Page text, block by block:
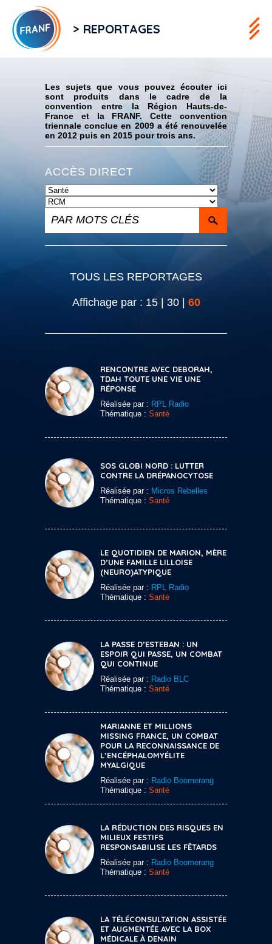
> REPORTAGES
Les sujets que vous pouvez écouter ici
sont produits dans le cadre de la
convention entre la Région Hauts-de-
France et la FRANF. Cette convention
triennale conclue en 2009 a été renouvelée
en 2012 puis en 2015 pour trois ans.
ACCÈS DIRECT
TOUS LES REPORTAGES
Affichage par : 15| 30| 60
RENCONTRE AVEC DEBORAH,
TDAH TOUTE UNE VIE UNE
RÉPONSE
Réalisée par : RPL Radio
Thématique : Santé
SOS GLOBI NORD : LUTTER
CONTRE LA DRÉPANOCYTOSE
Réalisée par : Micros Rebelles
Thématique : Santé
LE QUOTIDIEN DE MARION, MÈRE
D’UNE FAMILLE LILLOISE
(NEURO)ATYPIQUE
Réalisée par : RPL Radio
Thématique : Santé
LA PASSE D’ESTEBAN : UN
ESPOIR QUI PASSE, UN COMBAT
QUI CONTINUE
Réalisée par : Radio BLC
Thématique : Santé
MARIANNE ET MILLIONS
MISSING FRANCE, UN COMBAT
POUR LA RECONNAISSANCE DE
L’ENCÉPHALOMYÉLITE
MYALGIQUE
Réalisée par : Radio Boomerang
Thématique : Santé
LA RÉDUCTION DES RISQUES EN
MILIEUX FESTIFS
RESPONSABILISE LES FÊTARDS
Réalisée par : Radio Boomerang
Thématique : Santé
LA TÉLÉCONSULTATION ASSISTÉE
ET AUGMENTÉE AVEC LA BOX
MÉDICALE À DENAIN